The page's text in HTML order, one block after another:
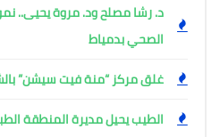
د. رشا مصلح ود. مروة يحيى..
الصحي بدمياط
غلق مركز “منة فيت سيشن”
الطيب يحيل مديرة المنطقة